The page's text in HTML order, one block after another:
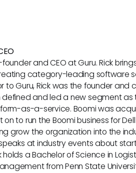
courant de ces
pour améliorer les
founder and CEO at Guru. Rick
category-leading software
to Guru, Rick was the founder
defined and led a new segment
as-a-service. Boomi was
on to run the Boomi business for
grow the organization into the
at industry events about
holds a Bachelor of Science in
from Penn State